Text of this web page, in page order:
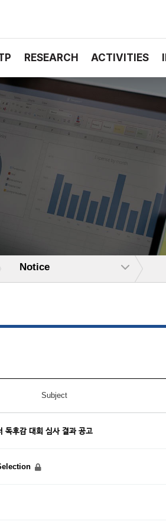
RESEARCH ACTIVITIES
Notice
Subject
독후감 대회 심사 결과 공고